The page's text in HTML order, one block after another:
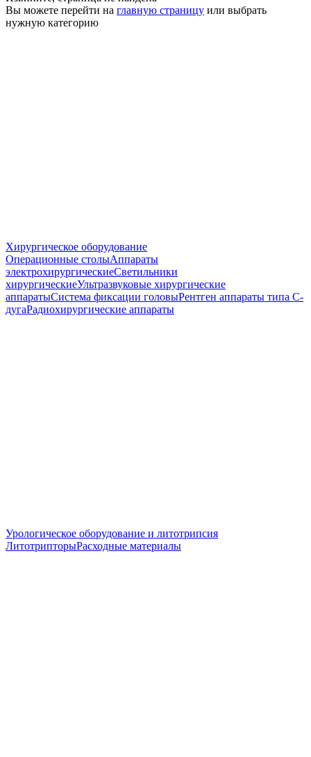
Вы можете перейти на главную страницу или выбрать
нужную категорию
Хирургическое оборудование
Операционные столыАппараты
электрохирургическиеСветильники
хирургическиеУльтразвуковые хирургические
аппаратыСистема фиксации головыРентген аппараты типа С-
дугаРадиохирургические аппараты
Урологическое оборудование и литотрипсия
ЛитотрипторыРасходные материалы